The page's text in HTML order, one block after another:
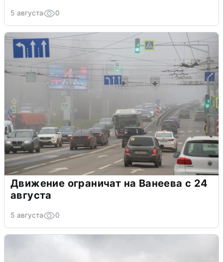
5 августа 0
Движение ограничат на Ванеева с 24
августа
5 августа 0